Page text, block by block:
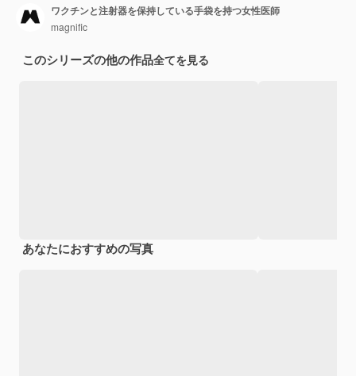
ワクチンと注射器を保持している手袋を持つ女性医師
magnific
このシリーズの他の作品全てを見る
あなたにおすすめの写真